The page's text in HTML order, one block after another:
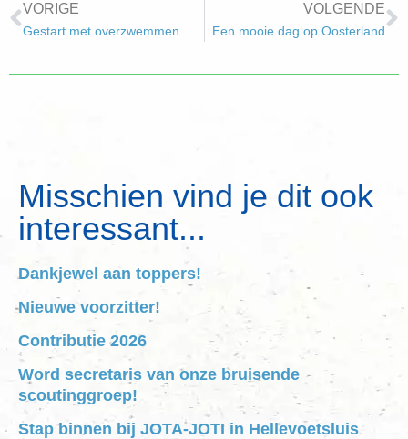
VORIGE
Gestart met overzwemmen
VOLGENDE
Een mooie dag op Oosterland
Misschien vind je dit ook
interessant...
Dankjewel aan toppers!
Nieuwe voorzitter!
Contributie 2026
Word secretaris van onze bruisende
scoutinggroep!
Stap binnen bij JOTA-JOTI in Hellevoetsluis